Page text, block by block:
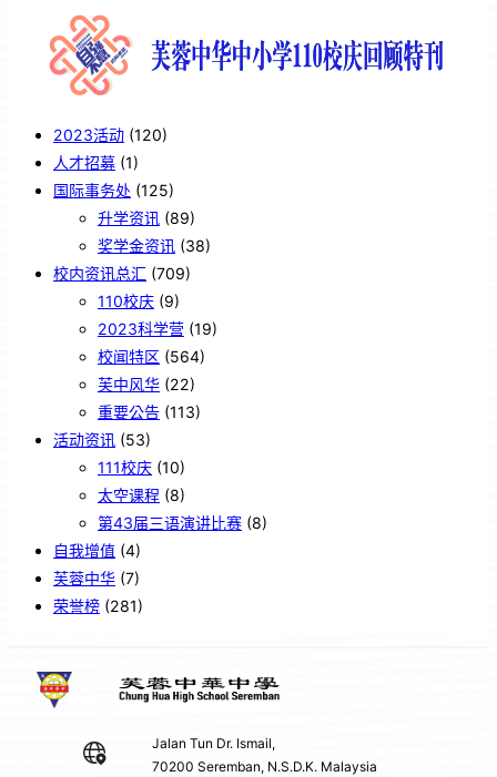
2023活动 (120)
人才招募 (1)
国际事务处 (125)
升学资讯 (89)
奖学金资讯 (38)
校内资讯总汇 (709)
110校庆 (9)
2023科学营 (19)
校闻特区 (564)
芙中风华 (22)
重要公告 (113)
活动资讯 (53)
111校庆 (10)
太空课程 (8)
第43届三语演讲比赛 (8)
自我增值 (4)
芙蓉中华 (7)
荣誉榜 (281)
Jalan Tun Dr. Ismail,
70200 Seremban, N.S.D.K. Malaysia